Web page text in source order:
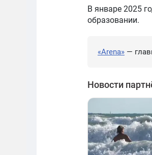
В январе 2025
образовании.
«Arena» —